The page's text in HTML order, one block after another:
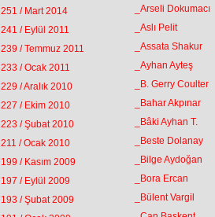
251 / Mart 2014
241 / Eylül 2011
239 / Temmuz 2011
233 / Ocak 2011
229 / Aralık 2010
227 / Ekim 2010
223 / Şubat 2010
211 / Ocak 2010
199 / Kasım 2009
197 / Eylül 2009
193 / Şubat 2009
_Arseli Dokumacı
_Aslı Pelit
_Assata Shakur
_Ayhan Ayteş
_B. Gerry Coulter
_Bahar Akpınar
_Bâki Ayhan T.
_Beste Dolanay
_Bilge Aydoğan
_Bora Ercan
_Bülent Vargil